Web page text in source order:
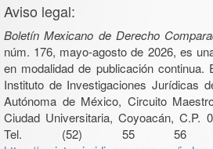
Aviso legal:
Boletín Mexicano de Derecho
núm. 176, mayo-agosto de 2026, es
en modalidad de publicación continua.
Instituto de Investigaciones Jurídicas
Autónoma de México, Circuito
Ciudad Universitaria, Coyoacán, C.P.
Tel. (52) 55